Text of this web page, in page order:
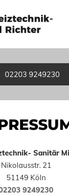
02203 9249230
Sanitär
Nikolausstr. 21
51149 Köln
9249230